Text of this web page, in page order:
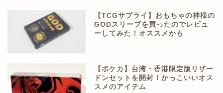
【TCGサプライ】おもちゃの神様の
GODスリーブを買ったのでレビュ
ーしてみた！オススメかも
【ポケカ】台湾・香港限定版リザー
ドンセットを開封！かっこいいオス
スメのアイテム